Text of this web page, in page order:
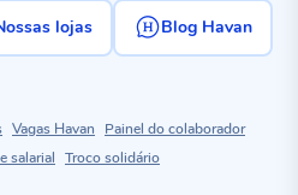
lojas Blog Havan
Vagas Havan
Painel do colaborador
salarial Troco solidário